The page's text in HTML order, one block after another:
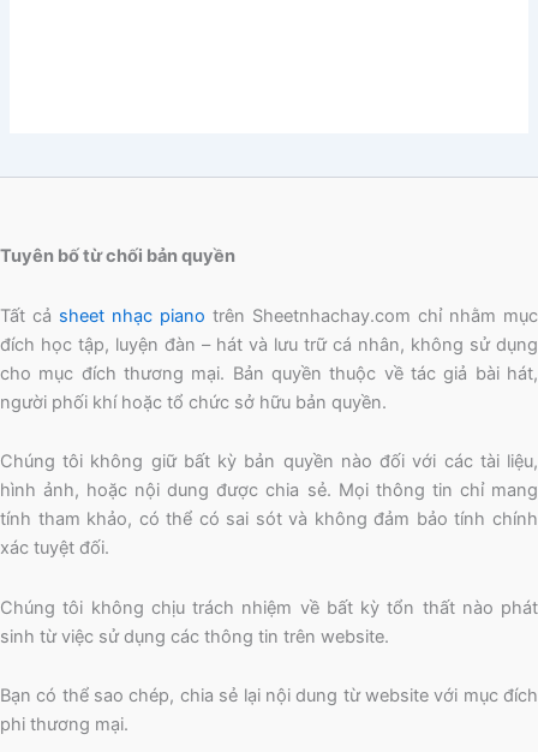
Tuyên bố từ chối bản quyền
Tất cả sheet nhạc piano trên Sheetnhachay.com chỉ nhằm mục
đích học tập, luyện đàn – hát và lưu trữ cá nhân, không sử dụng
cho mục đích thương mại. Bản quyền thuộc về tác giả bài hát,
người phối khí hoặc tổ chức sở hữu bản quyền.
Chúng tôi không giữ bất kỳ bản quyền nào đối với các tài liệu,
hình ảnh, hoặc nội dung được chia sẻ. Mọi thông tin chỉ mang
tính tham khảo, có thể có sai sót và không đảm bảo tính chính
xác tuyệt đối.
Chúng tôi không chịu trách nhiệm về bất kỳ tổn thất nào phát
sinh từ việc sử dụng các thông tin trên website.
Bạn có thể sao chép, chia sẻ lại nội dung từ website với mục đích
phi thương mại.